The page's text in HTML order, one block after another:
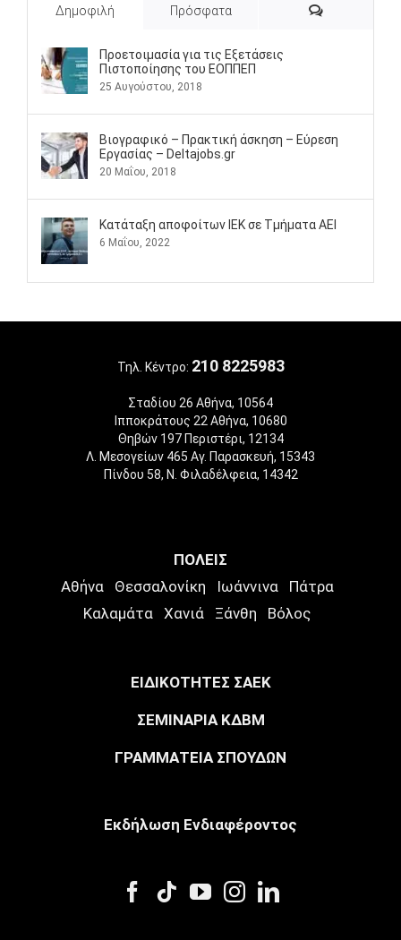
Δημοφιλή Πρόσφατα Σχόλια
Προετοιμασία για τις Εξετάσεις
Πιστοποίησης του ΕΟΠΠΕΠ
25 Αυγούστου, 2018
Βιογραφικό – Πρακτική άσκηση – Εύρεση
Εργασίας – Deltajobs.gr
20 Μαΐου, 2018
Kατάταξη αποφοίτων ΙΕΚ σε Τμήματα ΑΕΙ
6 Μαΐου, 2022
Τηλ. Κέντρο: 210 8225983
Σταδίου 26 Αθήνα, 10564
Ιπποκράτους 22 Αθήνα, 10680
Θηβών 197 Περιστέρι, 12134
Λ. Μεσογείων 465 Αγ. Παρασκευή, 15343
Πίνδου 58, Ν. Φιλαδέλφεια, 14342
ΠΟΛΕΙΣ
Αθήνα
Θεσσαλονίκη Ιωάννινα
Πάτρα
Καλαμάτα Χανιά Ξάνθη Βόλος
ΕΙΔΙΚΟΤΗΤΕΣ ΣΑΕΚ
ΣΕΜΙΝΑΡΙΑ ΚΔΒΜ
ΓΡΑΜΜΑΤΕΙΑ ΣΠΟΥΔΩΝ
Eκδήλωση Eνδιαφέροντος